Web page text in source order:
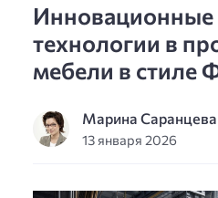
Инновационные
технологии в
мебели в стиле
Марина Саранцева
13 января 2026